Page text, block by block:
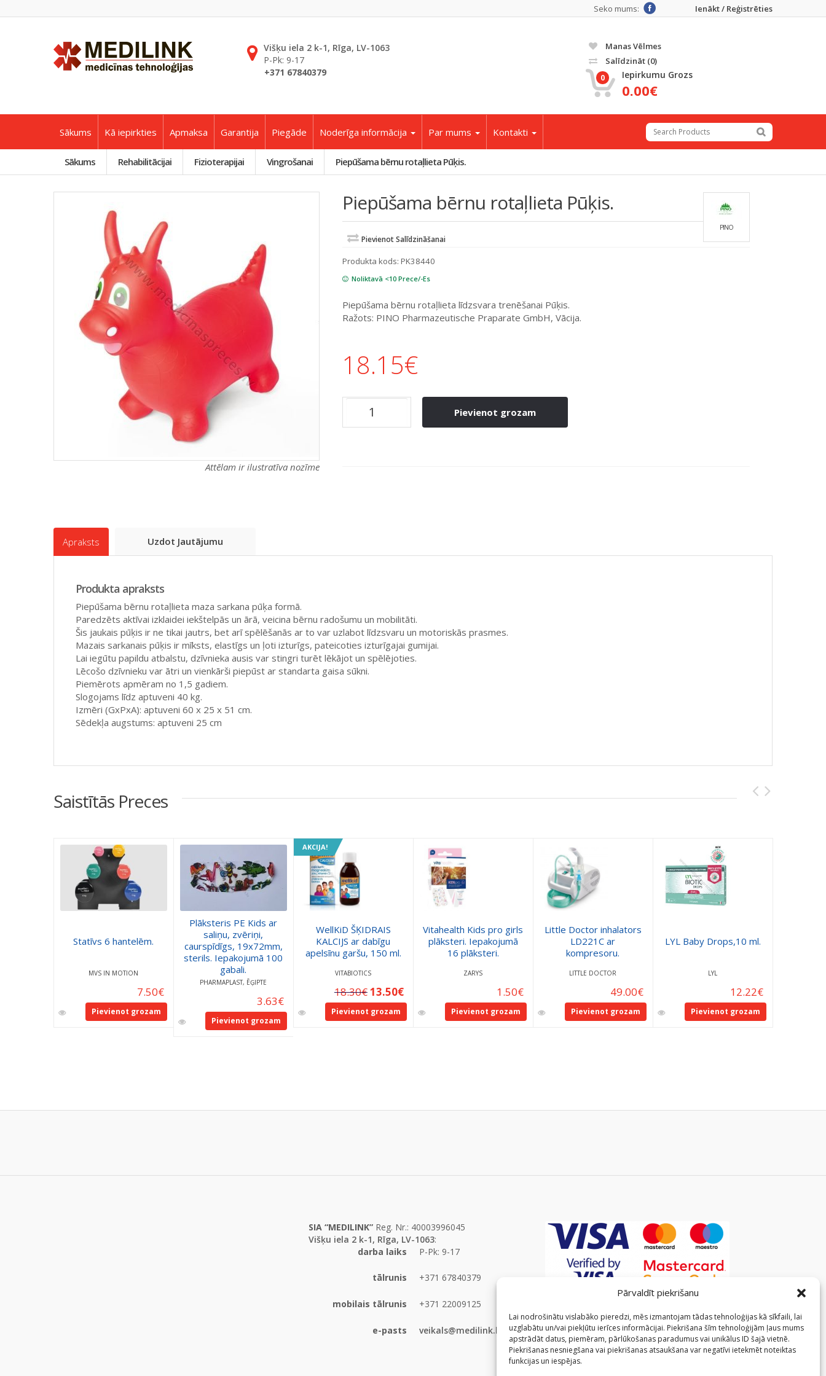
Pārvaldīt piekrišanu
Lai nodrošinātu vislabāko pieredzi, mēs izmantojam tādas tehnoloģijas kā sīkfaili, lai
uzglabātu un/vai piekļūtu ierīces informācijai. Piekrišana šīm tehnoloģijām ļaus mums
apstrādāt datus, piemēram, pārlūkošanas paradumus vai unikālus ID šajā vietnē.
Piekrišanas nesniegšana vai piekrišanas atsaukšana var negatīvi ietekmēt noteiktas
funkcijas un iespējas.
Ienākt / Reģistrēties
Seko mums:
Višķu iela 2 k-1, Rīga, LV-1063
P-Pk: 9-17
+371 67840379
Manas Vēlmes
Salīdzināt (0)
0 Iepirkumu Grozs
0.00€
Sākums Kā iepirkties Apmaksa Garantija Piegāde Noderīga informācija Par mums Kontakti
Sākums Rehabilitācijai Fizioterapijai Vingrošanai Piepūšama bērnu rotaļlieta Pūķis.
Attēlam ir ilustratīva nozīme
Piepūšama bērnu rotaļlieta Pūķis.
PINO
Pievienot Salīdzināšanai
Produkta kods: PK38440
Noliktavā <10 Prece/-Es
Piepūšama bērnu rotaļlieta līdzsvara trenēšanai Pūķis.
Ražots: PINO Pharmazeutische Praparate GmbH, Vācija.
18.15€
Pievienot grozam
Apraksts Uzdot Jautājumu
Produkta apraksts
Piepūšama bērnu rotaļlieta maza sarkana pūķa formā.
Paredzēts aktīvai izklaidei iekštelpās un ārā, veicina bērnu radošumu un mobilitāti.
Šis jaukais pūķis ir ne tikai jautrs, bet arī spēlēšanās ar to var uzlabot līdzsvaru un motoriskās prasmes.
Mazais sarkanais pūķis ir mīksts, elastīgs un ļoti izturīgs, pateicoties izturīgajai gumijai.
Lai iegūtu papildu atbalstu, dzīvnieka ausis var stingri turēt lēkājot un spēlējoties.
Lēcošo dzīvnieku var ātri un vienkārši piepūst ar standarta gaisa sūkni.
Piemērots apmēram no 1,5 gadiem.
Slogojams līdz aptuveni 40 kg.
Izmēri (GxPxA): aptuveni 60 x 25 x 51 cm.
Sēdekļa augstums: aptuveni 25 cm
Saistītās Preces
Statīvs 6 hantelēm.
MVS IN MOTION
7.50€
Pievienot grozam
Plāksteris PE Kids ar
saliņu, zvēriņi,
caurspīdīgs, 19x72mm,
sterils. Iepakojumā 100
gabali.
PHARMAPLAST, ĒĢIPTE
3.63€
Pievienot grozam
AKCIJA!
WellKiD ŠĶIDRAIS
KALCIJS ar dabīgu
apelsīnu garšu, 150 ml.
VITABIOTICS
18.30€13.50€
Pievienot grozam
Vitahealth Kids pro girls
plāksteri. Iepakojumā
16 plāksteri.
ZARYS
1.50€
Pievienot grozam
Little Doctor inhalators
LD221C ar
kompresoru.
LITTLE DOCTOR
49.00€
Pievienot grozam
LYL Baby Drops,10 ml.
LYL
12.22€
Pievienot grozam
SIA “MEDILINK” Reg. Nr.: 40003996045
Višķu iela 2 k-1, Rīga, LV-1063:
darba laiks
P-Pk: 9-17
tālrunis +371 67840379
mobilais tālrunis +371 22009125
e-pasts veikals@medilink.lv